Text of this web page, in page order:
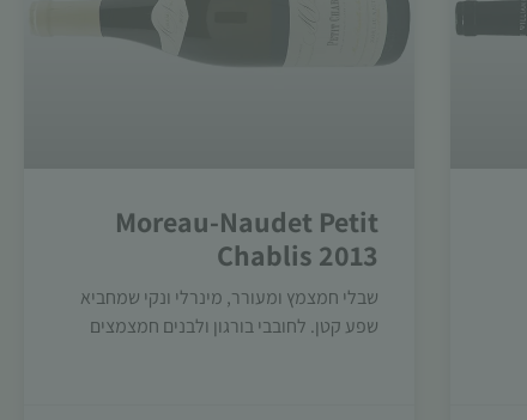
Moreau-Naudet Petit
Chablis 2013
שבלי חמצמץ ומעורר, מינרלי ונקי שמחביא
שפע קטן. לחובבי בורגון ולבנים חמצמצים